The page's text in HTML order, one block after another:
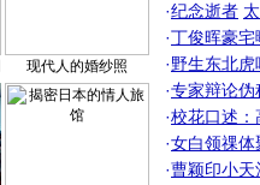
现代人的婚纱照
·纪念逝者
·丁俊晖豪
·野生东北
·专家辩论伪
·校花口述：
·女白领祼体
·曹颖印小天